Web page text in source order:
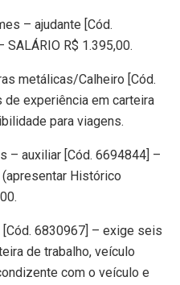
– ajudante [Cód.
R$ 1.395,00.
metálicas/Calheiro [Cód.
experiência em carteira
para viagens.
– auxiliar [Cód. 6694844] –
Histórico
6830967] – exige seis
de trabalho, veículo
com o veículo e